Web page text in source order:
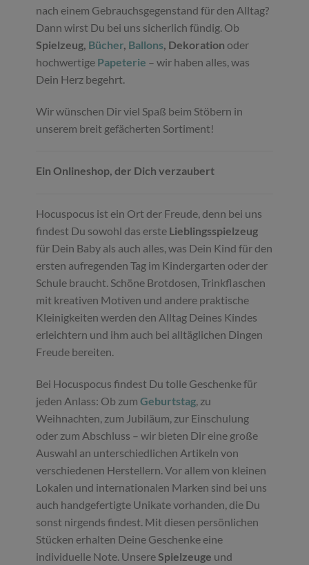
nach einem Gebrauchsgegenstand für den Alltag?
Dann wirst Du bei uns sicherlich fündig. Ob
Spielzeug, Bücher, Ballons, Dekoration oder
hochwertige Papeterie – wir haben alles, was
Dein Herz begehrt.
Wir wünschen Dir viel Spaß beim Stöbern in
unserem breit gefächerten Sortiment!
Ein Onlineshop, der Dich verzaubert
Hocuspocus ist ein Ort der Freude, denn bei uns
findest Du sowohl das erste Lieblingsspielzeug
für Dein Baby als auch alles, was Dein Kind für den
ersten aufregenden Tag im Kindergarten oder der
Schule braucht. Schöne Brotdosen, Trinkflaschen
mit kreativen Motiven und andere praktische
Kleinigkeiten werden den Alltag Deines Kindes
erleichtern und ihm auch bei alltäglichen Dingen
Freude bereiten.
Bei Hocuspocus findest Du tolle Geschenke für
jeden Anlass: Ob zumGeburtstag, zu
Weihnachten, zum Jubiläum, zur Einschulung
oder zum Abschluss – wir bieten Dir eine große
Auswahl an unterschiedlichen Artikeln von
verschiedenen Herstellern. Vor allem von kleinen
Lokalen und internationalen Marken sind bei uns
auch handgefertigte Unikate vorhanden, die Du
sonst nirgends findest. Mit diesen persönlichen
Stücken erhalten Deine Geschenke eine
individuelle Note. UnsereSpielzeuge und